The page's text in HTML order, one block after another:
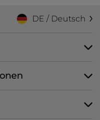
DE / Deutsch